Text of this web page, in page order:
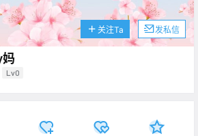
Lv0
关注Ta 发私信